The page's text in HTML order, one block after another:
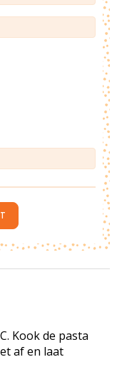
Kook de pasta
af en laat